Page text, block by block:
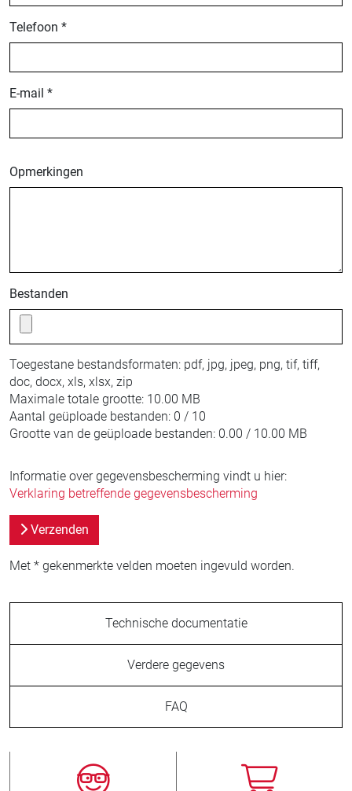
Telefoon *
E-mail *
Opmerkingen
Bestanden
Toegestane bestandsformaten: pdf, jpg, jpeg, png, tif, tiff,
doc, docx, xls, xlsx, zip
Maximale totale grootte: 10.00 MB
Aantal geüploade bestanden: 0 / 10
Grootte van de geüploade bestanden: 0.00 / 10.00 MB
Informatie over gegevensbescherming vindt u hier:
Verklaring betreffende gegevensbescherming
Verzenden
Met * gekenmerkte velden moeten ingevuld worden.
Technische documentatie
Verdere gegevens
FAQ